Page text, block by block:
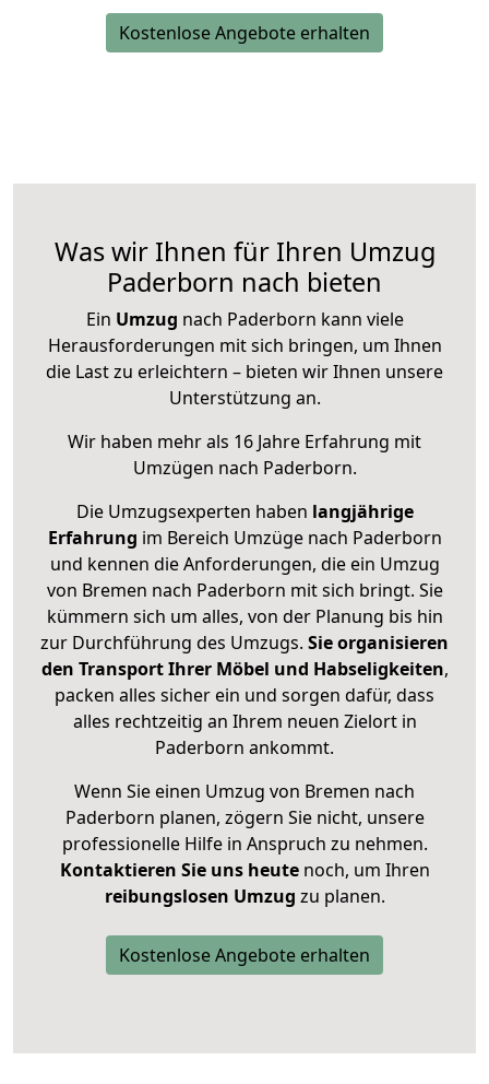
Kostenlose Angebote erhalten
Was wir Ihnen für Ihren Umzug
Paderborn nach bieten
Ein Umzug nach Paderborn kann viele
Herausforderungen mit sich bringen, um Ihnen
die Last zu erleichtern – bieten wir Ihnen unsere
Unterstützung an.
Wir haben mehr als 16 Jahre Erfahrung mit
Umzügen nach Paderborn.
Die Umzugsexperten haben langjährige
Erfahrung im Bereich Umzüge nach Paderborn
und kennen die Anforderungen, die ein Umzug
von Bremen nach Paderborn mit sich bringt. Sie
kümmern sich um alles, von der Planung bis hin
zur Durchführung des Umzugs. Sie organisieren
den Transport Ihrer Möbel und Habseligkeiten,
packen alles sicher ein und sorgen dafür, dass
alles rechtzeitig an Ihrem neuen Zielort in
Paderborn ankommt.
Wenn Sie einen Umzug von Bremen nach
Paderborn planen, zögern Sie nicht, unsere
professionelle Hilfe in Anspruch zu nehmen.
Kontaktieren Sie uns heutenoch, um Ihren
reibungslosen Umzug zu planen.
Kostenlose Angebote erhalten